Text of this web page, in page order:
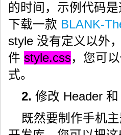
的时间，示例代码
下载一款 BLANK-
style 没有定义以外
件 style.css，您可
式。
2. 修改 Header
既然要制作手机